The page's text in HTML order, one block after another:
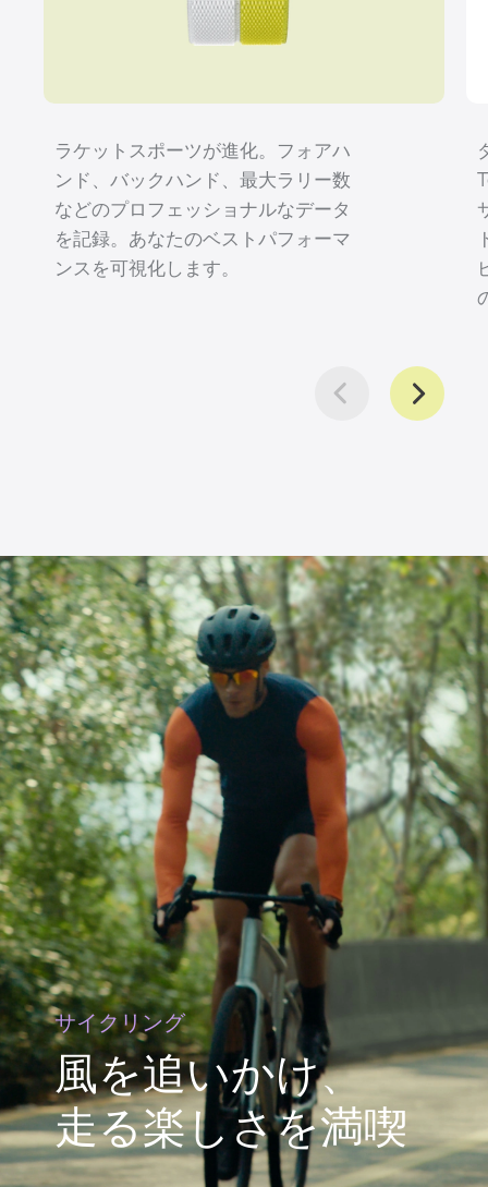
ラケットスポーツが進化。フォアハ
ンド、バックハンド、最大ラリー数
などのプロフェッショナルなデータ
を記録。あなたのベストパフォーマ
ンスを可視化します。
サイクリング
風を追いかけ、
走る楽しさを満喫